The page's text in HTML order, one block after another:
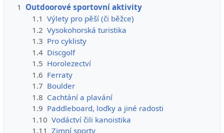
1 Outdoorové sportovní aktivity
1.1 Výlety pro pěší (či běžce)
1.2 Vysokohorská turistika
1.3 Pro cyklisty
1.4 Discgolf
1.5 Horolezectví
1.6 Ferraty
1.7 Boulder
1.8 Cachtání a plavání
1.9 Paddleboard, loďky a jiné radosti
1.10 Vodáctví čili kanoistika
1.11 Zimní sporty